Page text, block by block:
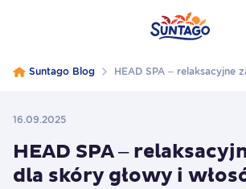
Suntago Blog
16.09.2025
HEAD SPA –
dla skóry głowy i